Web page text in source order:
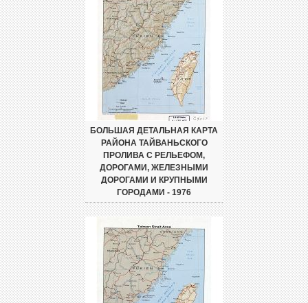
БОЛЬШАЯ ДЕТАЛЬНАЯ КАРТА
РАЙОНА ТАЙВАНЬСКОГО
ПРОЛИВА С РЕЛЬЕФОМ,
ДОРОГАМИ, ЖЕЛЕЗНЫМИ
ДОРОГАМИ И КРУПНЫМИ
ГОРОДАМИ - 1976